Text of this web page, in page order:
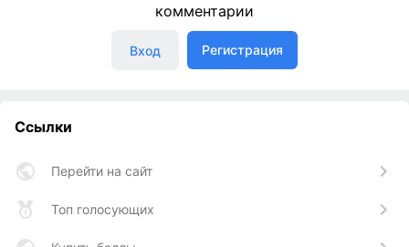
комментарии
Вход Регистрация
Ссылки
Перейти на сайт
Топ голосующих